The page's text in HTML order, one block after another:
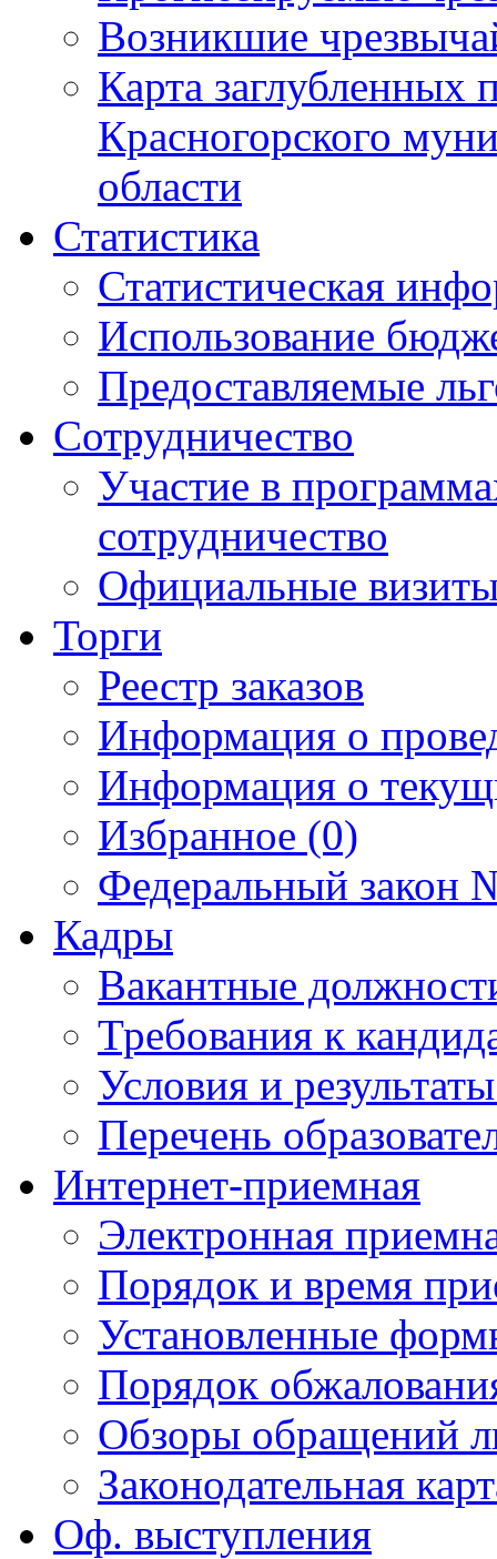
Возникшие
Карта
Красногорского
области
Статистика
Статистическая
Использование
Предоставляемые
Сотрудничество
Участие в
сотрудничество
Официальные
Торги
Реестр заказов
Информация о
Информация о
Избранное (0)
Федеральный закон
Кадры
Вакантные
Требования к
Условия и
Перечень
Интернет-приемная
Электронная
Порядок и время
Установленные
Порядок
Обзоры обращений
Законодательная
Оф. выступления